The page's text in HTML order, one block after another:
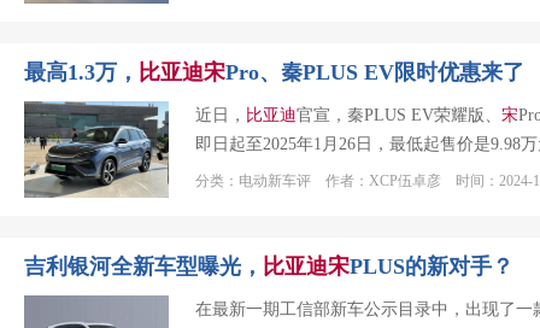
最高1.3万， 比亚迪宋Pro、秦PLUS EV限时优惠来了
近日， 比亚迪官宣，秦PLUS EV荣耀版、 宋
即日起至2025年1月26日，最低起售价是9.98
分类：电动新车评 作者：XCP伍卓彦 时间：2024-
吉利银河全新车型曝光， 比亚迪宋PLUS的新对手？
在最新一期工信部新车公示目录中，出现了